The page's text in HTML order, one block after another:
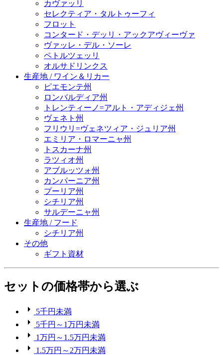
カヴァッリ
セレクティア・タルトゥーフィ
フロット
コンタード・デッリ・アックアヴィーヴァ
ヴァッレ・デル・ソーレ
ペトルツェッリ
オルサドリンクス
生産地 / ワイン＆リカー
ピエモンテ州
ロンバルディア州
トレンティーノ=アルト・アディジェ州
ヴェネト州
フリウリ=ヴェネツィア・ジュリア州
エミリア・ロマーニャ州
トスカーナ州
ラツィオ州
アブルッツォ州
カンパーニア州
プーリア州
シチリア州
サルデーニャ州
生産地 / フード
シチリア州
その他
ギフト資材
セットの価格帯から選ぶ
5千円未満
5千円～1万円未満
1万円～1.5万円未満
1.5万円～2万円未満